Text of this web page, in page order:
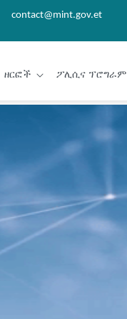
contact@mint.gov.et
ዘርፎች ፖሊሲና ፕሮግራም